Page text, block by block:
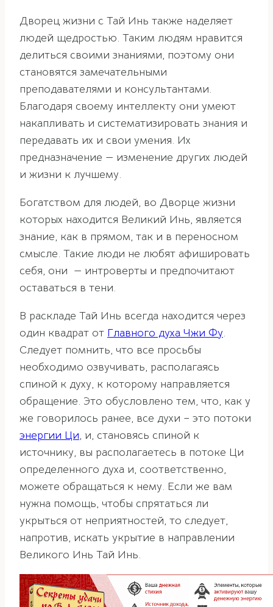
Дворец жизни с Тай Инь также наделяет
людей щедростью. Таким людям нравится
делиться своими знаниями, поэтому они
становятся замечательными
преподавателями и консультантами.
Благодаря своему интеллекту они умеют
накапливать и систематизировать знания и
передавать их и свои умения. Их
предназначение — изменение других людей
и жизни к лучшему.
Богатством для людей, во Дворце жизни
которых находится Великий Инь, является
знание, как в прямом, так и в переносном
смысле. Такие люди не любят афишировать
себя, они — интроверты и предпочитают
оставаться в тени.
В раскладе Тай Инь всегда находится через
один квадрат от Главного духа Чжи Фу.
Следует помнить, что все просьбы
необходимо озвучивать, располагаясь
спиной к духу, к которому направляется
обращение. Это обусловлено тем, что, как у
же говорилось ранее, все духи – это потоки
энергии Ци, и, становясь спиной к
источнику, вы располагаетесь в потоке Ци
определенного духа и, соответственно,
можете обращаться к нему. Если же вам
нужна помощь, чтобы спрятаться ли
укрыться от неприятностей, то следует,
напротив, искать укрытие в направлении
Великого Инь Тай Инь.